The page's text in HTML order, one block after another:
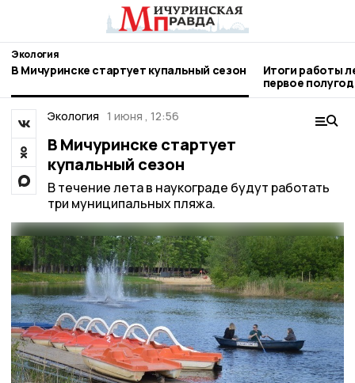
Экология
В Мичуринске стартует купальный сезон
Итоги работы
первое
Тамбовской
Экология 1 июня , 12:56
В Мичуринске стартует
купальный сезон
В течение лета в наукограде будут работать
три муниципальных пляжа.